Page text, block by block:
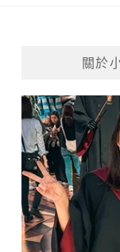
關於